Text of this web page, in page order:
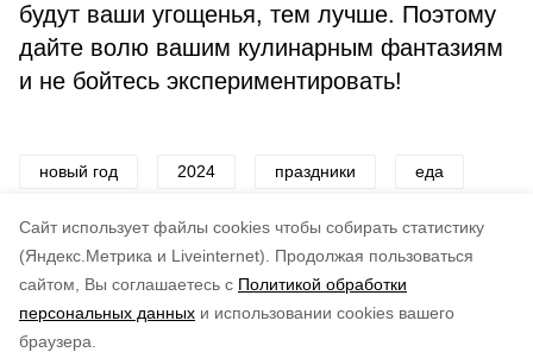
Cайт использует файлы cookies чтобы собирать статистику
(Яндекс.Метрика и Liveinternet).
Продолжая пользоваться
сайтом, Вы соглашаетесь с Политикой обработки
персональных данных и использовании cookies вашего
браузера.
будут ваши угощенья, тем лучше. Поэтому
дайте волю вашим кулинарным фантазиям
и не бойтесь экспериментировать!
новый год 2024 праздники еда
новогодний стол год дракона блюдо
по оценке